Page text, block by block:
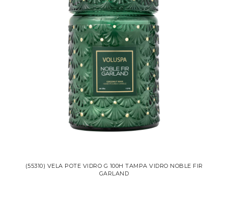
(55310) VELA POTE VIDRO G 100H TAMPA VIDRO NOBLE FIR
GARLAND